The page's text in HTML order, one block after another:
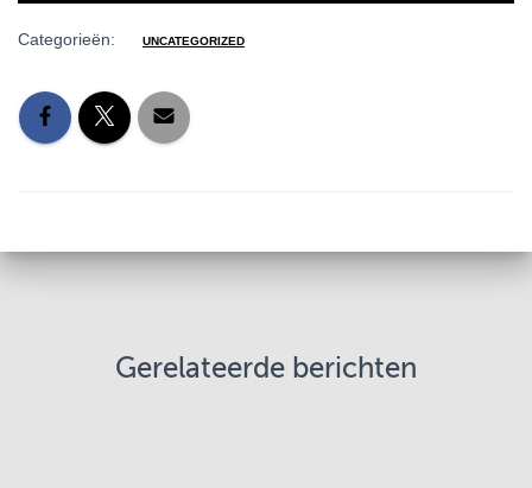
Categorieën: UNCATEGORIZED
Gerelateerde berichten